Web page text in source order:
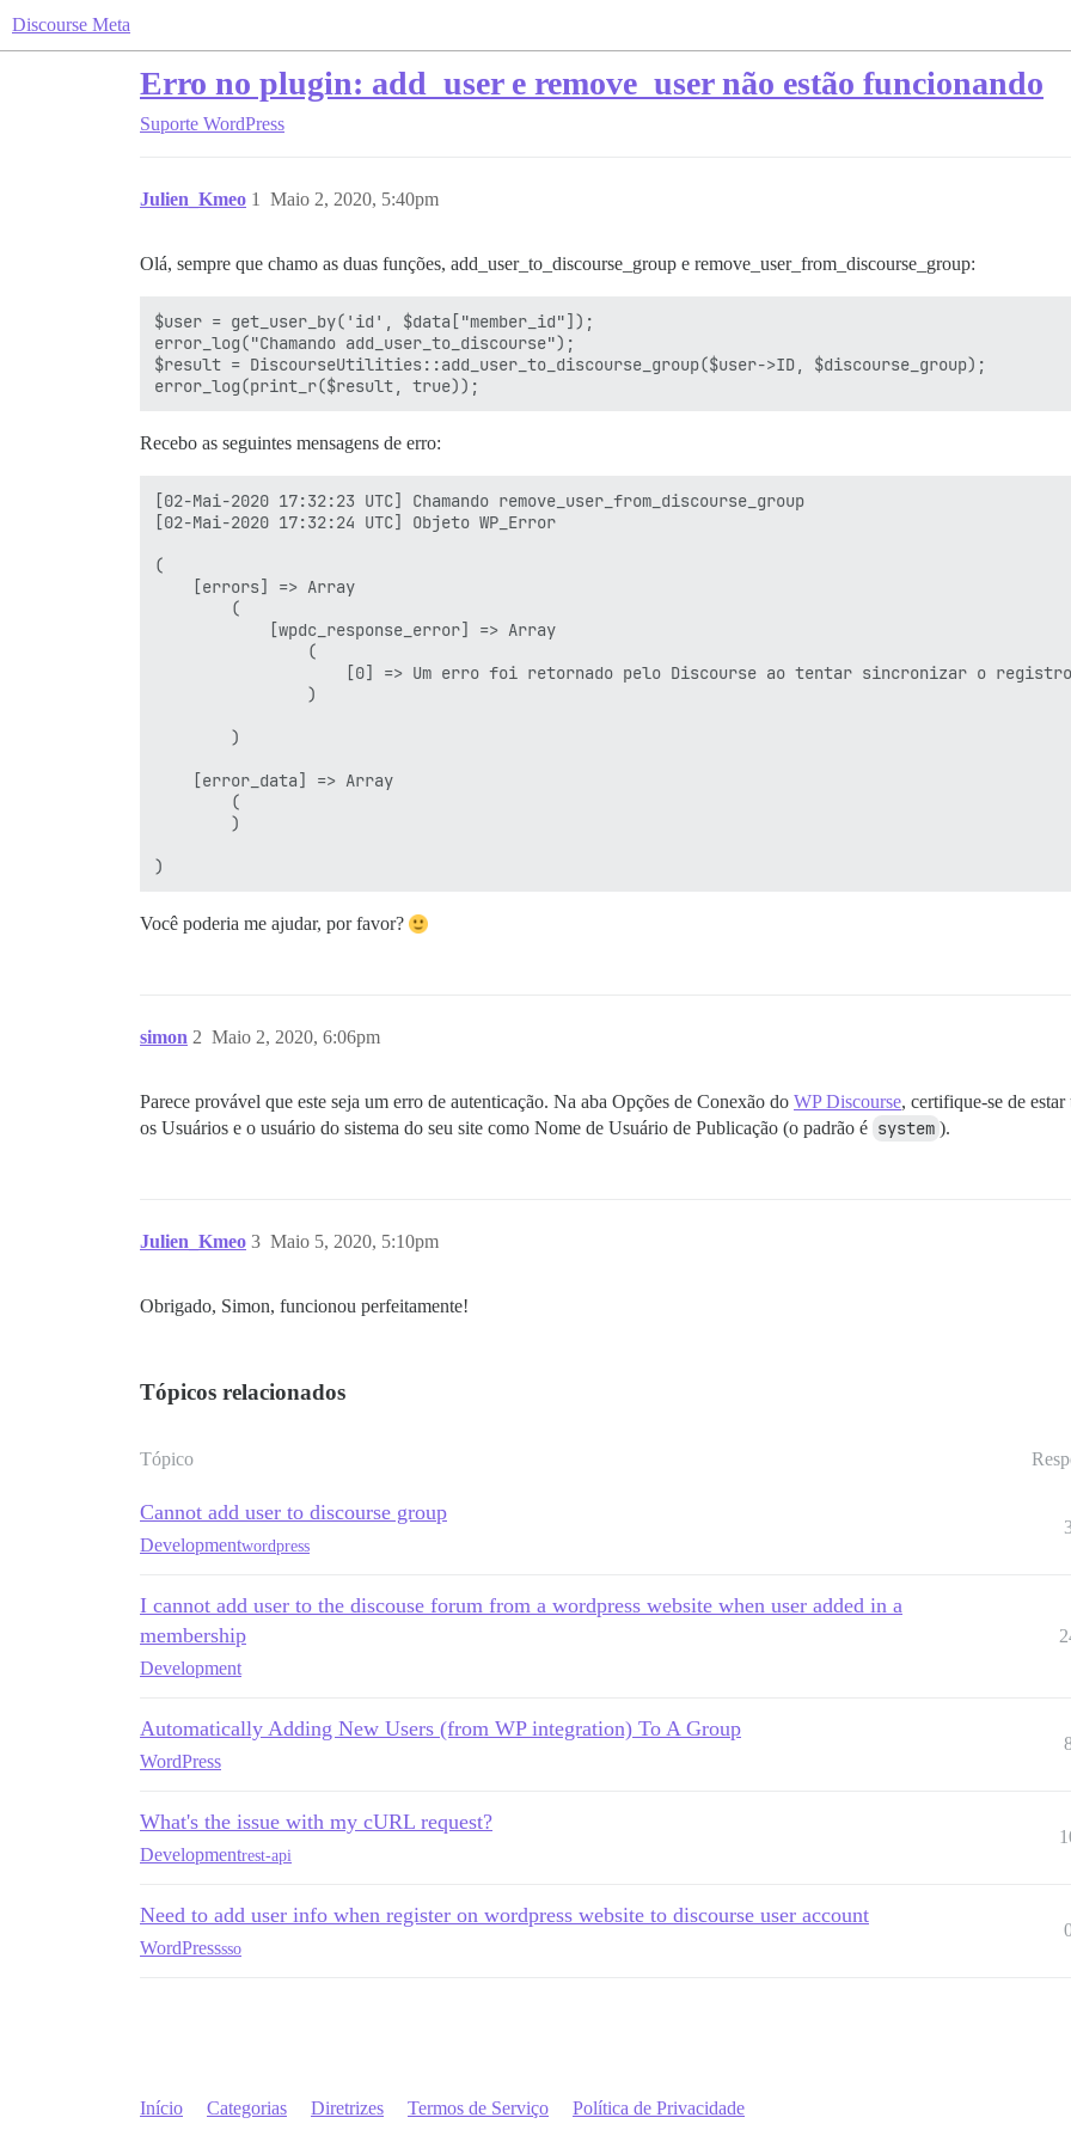
Discourse Meta
Erro no plugin: add_user e remove_user não estão funcionando
Suporte WordPress
Julien_Kmeo Maio 2, 2020, 5:40pm
1
Olá, sempre que chamo as duas funções, add_user_to_discourse_group e remove_user_from_discourse_group:
$user = get_user_by('id', $data["member_id"]);
error_log("Chamando add_user_to_discourse");
$result = DiscourseUtilities::add_user_to_discourse_group($user->ID, $discourse_group);
Recebo as seguintes mensagens de erro:
[02-Mai-2020 17:32:23 UTC] Chamando remove_user_from_discourse_group
[02-Mai-2020 17:32:24 UTC] Objeto WP_Error
(
    [errors] => Array
        (
            [wpdc_response_error] => Array
                (
[0] => Um erro foi retornado pelo Discourse ao tentar sincronizar o
                )
        )
    [error_data] => Array
        (
        )
Você poderia me ajudar, por favor?
simon Maio 2, 2020, 6:06pm
2
Parece provável que este seja um erro de autenticação. Na aba Opções de Conexão do WP Discourse, certifique-se de
os Usuários e o usuário do sistema do seu site como Nome de Usuário de Publicação (o padrão é system ).
Julien_Kmeo Maio 5, 2020, 5:10pm
3
Obrigado, Simon, funcionou perfeitamente!
Tópicos relacionados
Tópico
Cannot add user to discourse group
Developmentwordpress
I cannot add user to the discouse forum from a wordpress website when user added in a
membership
Development
Automatically Adding New Users (from WP integration) To A Group
WordPress
What's the issue with my cURL request?
Developmentrest-api
Need to add user info when register on wordpress website to discourse user account
WordPresssso
Início Categorias Diretrizes Termos de Serviço Política de Privacidade